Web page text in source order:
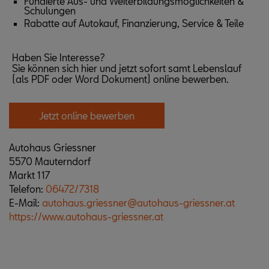
Schulungen
Rabatte auf Autokauf, Finanzierung, Service & Teile
Haben Sie Interesse?
Sie können sich hier und jetzt sofort samt Lebenslauf
(als PDF oder Word Dokument) online bewerben.
Jetzt online bewerben
Autohaus Griessner
5570 Mauterndorf
Markt 117
Telefon: 06472/7318
E-Mail: autohaus.griessner@autohaus-griessner.at
https://www.autohaus-griessner.at